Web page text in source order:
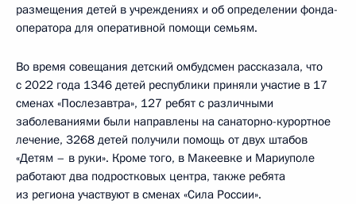
размещения детей в учреждениях и об определении фонда-
оператора для оперативной помощи семьям.
Во время совещания детский омбудсмен рассказала, что
с 2022 года 1346 детей республики приняли участие в 17
сменах «Послезавтра», 127 ребят с различными
заболеваниями были направлены на санаторно-курортное
лечение, 3268 детей получили помощь от двух штабов
«Детям – в руки». Кроме того, в Макеевке и Мариуполе
работают два подростковых центра, также ребята
из региона участвуют в сменах «Сила России».